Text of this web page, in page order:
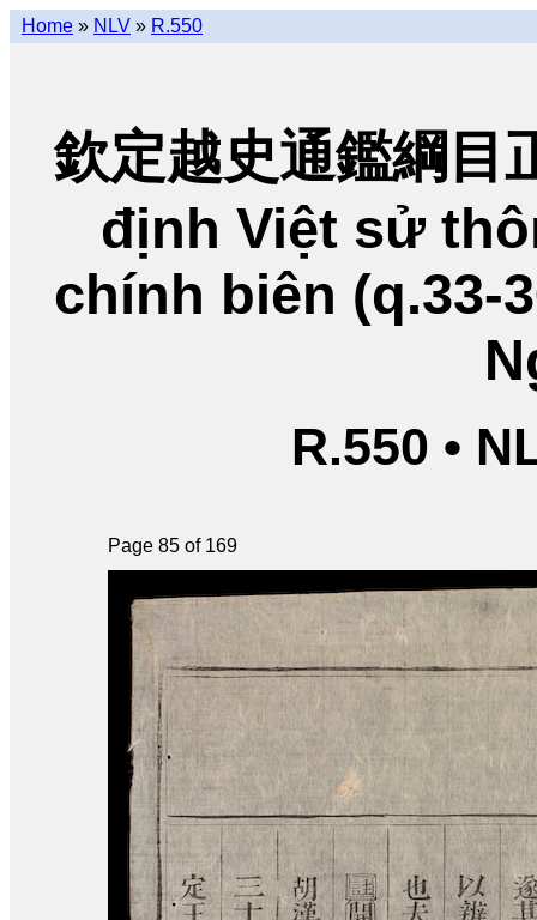
Home » NLV » R.550
欽定越史通鑑綱目
định Việt sử
chính biên (q.33-
R.550 •
Page 85 of 169